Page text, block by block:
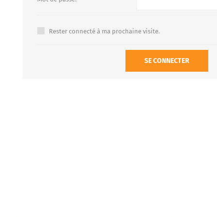
À BOIS
Rester connecté à ma prochaine visite.
SE CONNECTER